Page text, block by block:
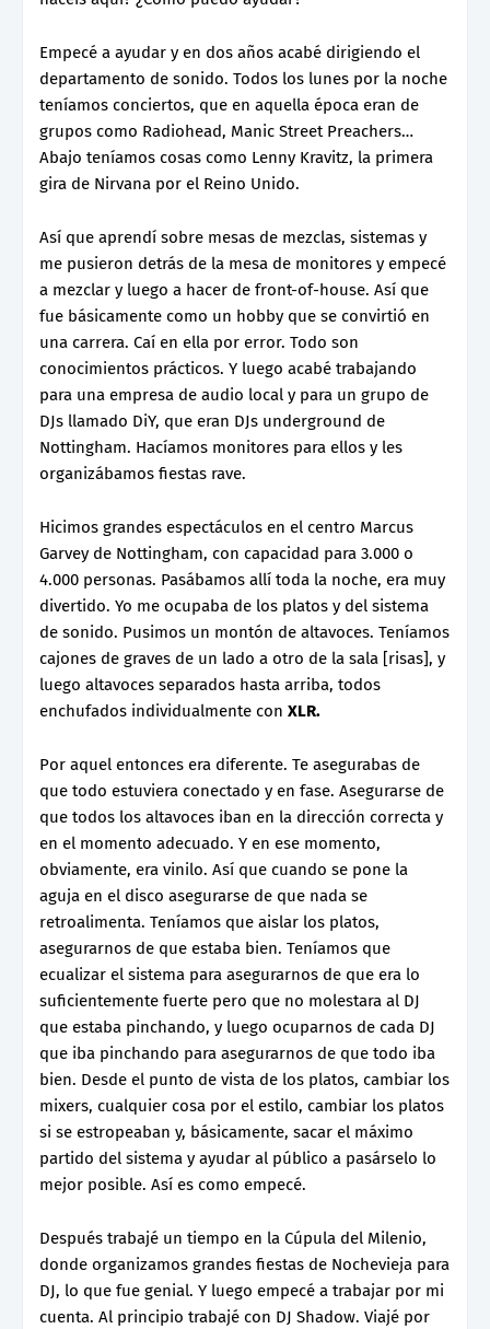
Empecé a ayudar y en dos años acabé dirigiendo el
departamento de sonido. Todos los lunes por la noche
teníamos conciertos, que en aquella época eran de
grupos como Radiohead, Manic Street Preachers…
Abajo teníamos cosas como Lenny Kravitz, la primera
gira de Nirvana por el Reino Unido.
Así que aprendí sobre mesas de mezclas, sistemas y
me pusieron detrás de la mesa de monitores y empecé
a mezclar y luego a hacer de front-of-house. Así que
fue básicamente como un hobby que se convirtió en
una carrera. Caí en ella por error. Todo son
conocimientos prácticos. Y luego acabé trabajando
para una empresa de audio local y para un grupo de
DJs llamado DiY, que eran DJs underground de
Nottingham. Hacíamos monitores para ellos y les
organizábamos fiestas rave.
Hicimos grandes espectáculos en el centro Marcus
Garvey de Nottingham, con capacidad para 3.000 o
4.000 personas. Pasábamos allí toda la noche, era muy
divertido. Yo me ocupaba de los platos y del sistema
de sonido. Pusimos un montón de altavoces. Teníamos
cajones de graves de un lado a otro de la sala [risas], y
luego altavoces separados hasta arriba, todos
enchufados individualmente con XLR.
Por aquel entonces era diferente. Te asegurabas de
que todo estuviera conectado y en fase. Asegurarse de
que todos los altavoces iban en la dirección correcta y
en el momento adecuado. Y en ese momento,
obviamente, era vinilo. Así que cuando se pone la
aguja en el disco asegurarse de que nada se
retroalimenta. Teníamos que aislar los platos,
asegurarnos de que estaba bien. Teníamos que
ecualizar el sistema para asegurarnos de que era lo
suficientemente fuerte pero que no molestara al DJ
que estaba pinchando, y luego ocuparnos de cada DJ
que iba pinchando para asegurarnos de que todo iba
bien. Desde el punto de vista de los platos, cambiar los
mixers, cualquier cosa por el estilo, cambiar los platos
si se estropeaban y, básicamente, sacar el máximo
partido del sistema y ayudar al público a pasárselo lo
mejor posible. Así es como empecé.
Después trabajé un tiempo en la Cúpula del Milenio,
donde organizamos grandes fiestas de Nochevieja para
DJ, lo que fue genial. Y luego empecé a trabajar por mi
cuenta. Al principio trabajé con DJ Shadow. Viajé por